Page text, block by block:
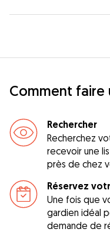
Comment faire
Rechercher
Recherchez
recevoir une
près de chez
Réservez
Une fois que
gardien idéal
demande de